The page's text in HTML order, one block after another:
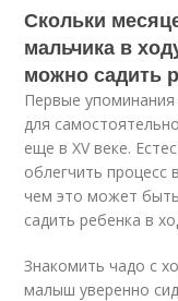
Скольки
мальчика в
можно садить
Первые
для
еще в XV веке.
облегчить процесс
чем это может
садить ребенка в
Знакомить чадо с
малыш уверенно